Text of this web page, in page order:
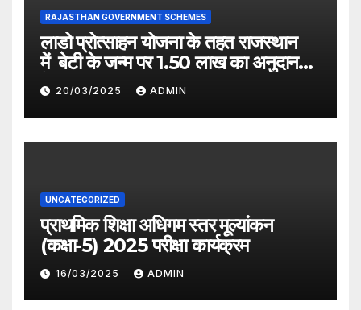
RAJASTHAN GOVERNMENT SCHEMES
लाडो प्रोत्साहन योजना के तहत राजस्थान
में बेटी के जन्म पर 1.50 लाख का अनुदान
देगी सरकार
20/03/2025 ADMIN
UNCATEGORIZED
प्राथमिक शिक्षा अधिगम स्तर मूल्यांकन
(कक्षा-5) 2025 परीक्षा कार्यक्रम
16/03/2025 ADMIN